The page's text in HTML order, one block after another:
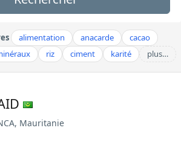
alimentation anacarde
cacao
riz ciment karité plus…
Mauritanie